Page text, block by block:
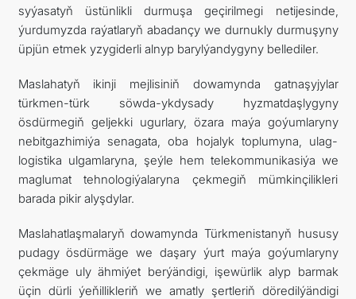
syýasatyň üstünlikli durmuşa geçirilmegi netijesinde,
ýurdumyzda raýatlaryň abadançy we durnukly durmuşyny
üpjün etmek yzygiderli alnyp barylýandygyny bellediler.
Maslahatyň ikinji mejlisiniň dowamynda gatnaşyjylar
türkmen-türk söwda-ykdysady hyzmatdaşlygyny
ösdürmegiň geljekki ugurlary, özara maýa goýumlaryny
nebitgazhimiýa senagata, oba hojalyk toplumyna, ulag-
logistika ulgamlaryna, şeýle hem telekommunikasiýa we
maglumat tehnologiýalaryna çekmegiň mümkinçilikleri
barada pikir alyşdylar.
Maslahatlaşmalaryň dowamynda Türkmenistanyň hususy
pudagy ösdürmäge we daşary ýurt maýa goýumlaryny
çekmäge uly ähmiýet berýändigi, işewürlik alyp barmak
üçin dürli ýeňillikleriň we amatly şertleriň döredilýändigi